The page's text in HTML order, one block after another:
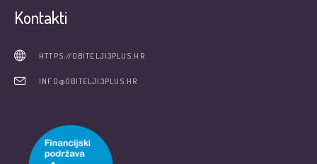
Kontakti
HTTPS://OBITELJI3PLUS.HR
INFO@OBITELJI3PLUS.HR